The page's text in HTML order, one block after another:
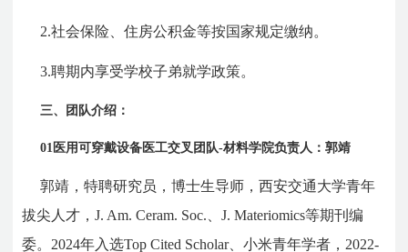
2.社会保险、住房公积金等按国家规定缴纳。
3.聘期内享受学校子弟就学政策。
三、团队介绍：
01 医用可穿戴设备医工交叉团队-材料学院负责人：郭靖
郭靖，特聘研究员，博士生导师，西安交通大学青年
拔尖人才，J. Am. Ceram. Soc.、J. Materiomics等期刊编
委。2024年入选Top Cited Scholar、小米青年学者，2022-